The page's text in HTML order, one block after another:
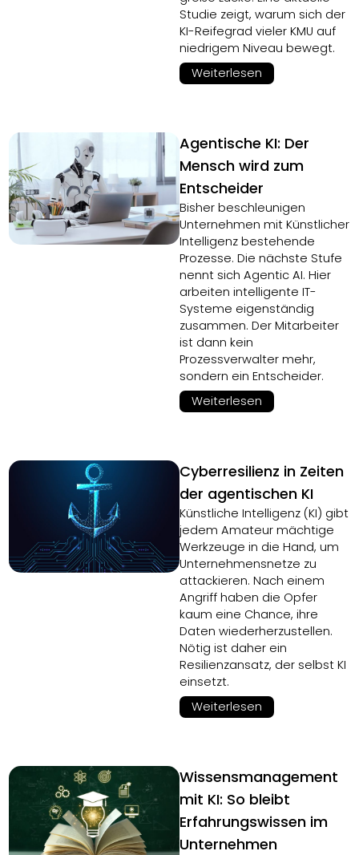
Studie zeigt, warum sich der
KI-Reifegrad vieler KMU auf
niedrigem Niveau bewegt.
Weiterlesen
Agentische KI: Der
Mensch wird zum
Entscheider
Bisher beschleunigen
Unternehmen mit Künstlicher
Intelligenz bestehende
Prozesse. Die nächste Stufe
nennt sich Agentic AI. Hier
arbeiten intelligente IT-
Systeme eigenständig
zusammen. Der Mitarbeiter
ist dann kein
Prozessverwalter mehr,
sondern ein Entscheider.
Weiterlesen
Cyberresilienz in Zeiten
der agentischen KI
Künstliche Intelligenz (KI) gibt
jedem Amateur mächtige
Werkzeuge in die Hand, um
Unternehmensnetze zu
attackieren. Nach einem
Angriff haben die Opfer
kaum eine Chance, ihre
Daten wiederherzustellen.
Nötig ist daher ein
Resilienzansatz, der selbst KI
einsetzt.
Weiterlesen
Wissensmanagement
mit KI: So bleibt
Erfahrungswissen im
Unternehmen